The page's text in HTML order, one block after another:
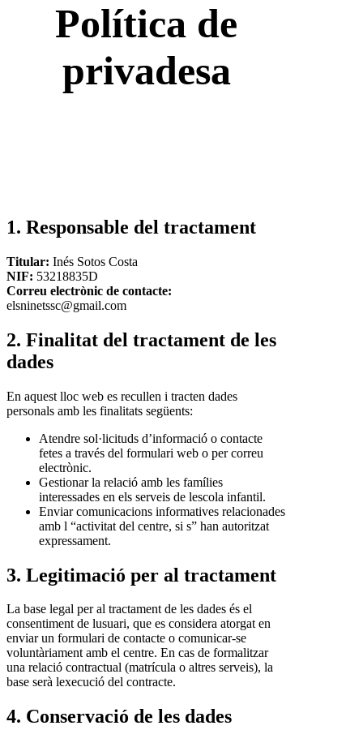
Política de
privadesa
1. Responsable del tractament
Titular: Inés Sotos Costa
NIF: 53218835D
Correu electrònic de contacte:
elsninetssc@gmail.com
2. Finalitat del tractament de les
dades
En aquest lloc web es recullen i tracten dades
personals amb les finalitats següents:
Atendre sol·licituds d’informació o contacte
fetes a través del formulari web o per correu
electrònic.
Gestionar la relació amb les famílies
interessades en els serveis de lescola infantil.
Enviar comunicacions informatives relacionades
amb l “activitat del centre, si s” han autoritzat
expressament.
3. Legitimació per al tractament
La base legal per al tractament de les dades és el
consentiment de lusuari, que es considera atorgat en
enviar un formulari de contacte o comunicar-se
voluntàriament amb el centre. En cas de formalitzar
una relació contractual (matrícula o altres serveis), la
base serà lexecució del contracte.
4. Conservació de les dades